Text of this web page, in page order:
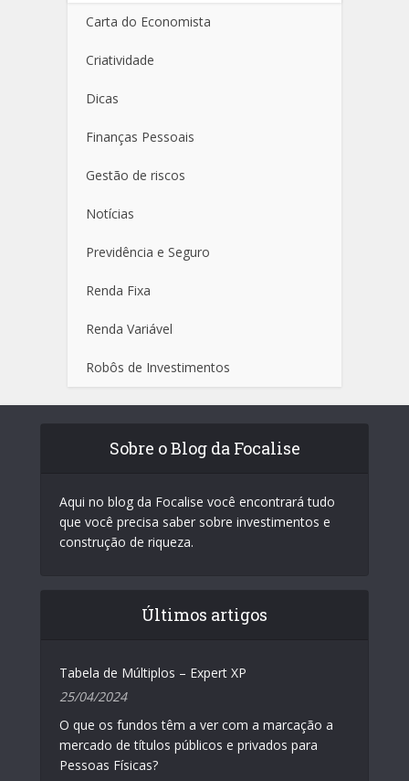
Carta do Economista
Criatividade
Dicas
Finanças Pessoais
Gestão de riscos
Notícias
Previdência e Seguro
Renda Fixa
Renda Variável
Robôs de Investimentos
Sobre o Blog da Focalise
Aqui no blog da Focalise você encontrará tudo
que você precisa saber sobre investimentos e
construção de riqueza.
Últimos artigos
Tabela de Múltiplos – Expert XP
25/04/2024
O que os fundos têm a ver com a marcação a
mercado de títulos públicos e privados para
Pessoas Físicas?